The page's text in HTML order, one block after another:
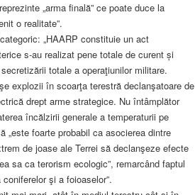
„arma finală” ce poate duce la
o realitate”.
„HAARP constituie un act
s-au realizat pene totale de curent și
totale a operaţiunilor militare.
explozii în scoarţa terestră declanşatoare de
drept arme strategice. Nu întâmplător
încălzirii generale a temperaturii pe
„este foarte probabil ca asocierea dintre
de joase ale Terrei să declanşeze efecte
sa ca terorism ecologic”, remarcând faptul
şi a foioaselor”.